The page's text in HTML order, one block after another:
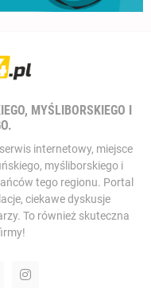
MYŚLIBORSKIEGO I
internetowy, miejsce
myśliborskiego i
tego regionu. Portal
ciekawe dyskusje
To również skuteczna